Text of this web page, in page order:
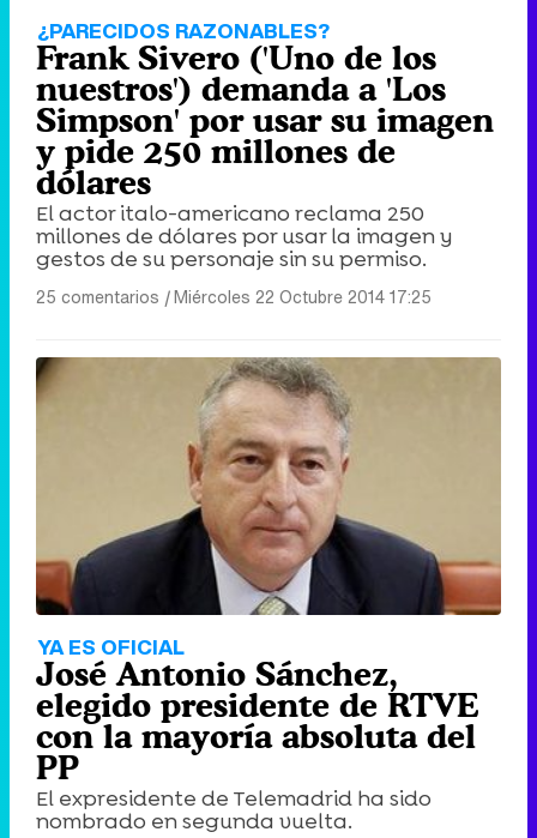
¿PARECIDOS RAZONABLES?
Frank Sivero ('Uno de los
nuestros') demanda a 'Los
Simpson' por usar su imagen
y pide 250 millones de
dólares
El actor italo-americano reclama 250
millones de dólares por usar la imagen y
gestos de su personaje sin su permiso.
25 comentarios |Miércoles 22 Octubre 2014 17:25
YA ES OFICIAL
José Antonio Sánchez,
elegido presidente de RTVE
con la mayoría absoluta del
PP
El expresidente de Telemadrid ha sido
nombrado en segunda vuelta.